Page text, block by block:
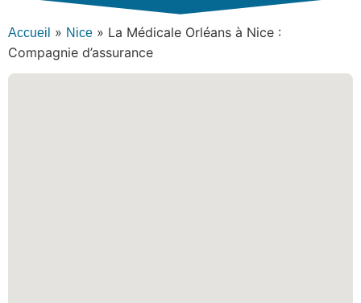
Accueil » Nice » La Médicale Orléans à Nice :
Compagnie d’assurance